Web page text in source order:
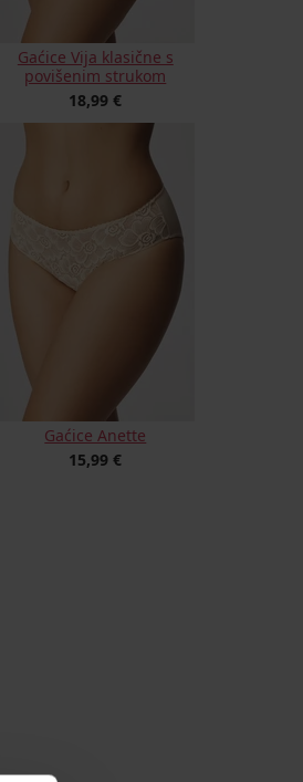
Gaćice Vija klasične s
povišenim strukom
18,99 €
Gaćice Anette
15,99 €